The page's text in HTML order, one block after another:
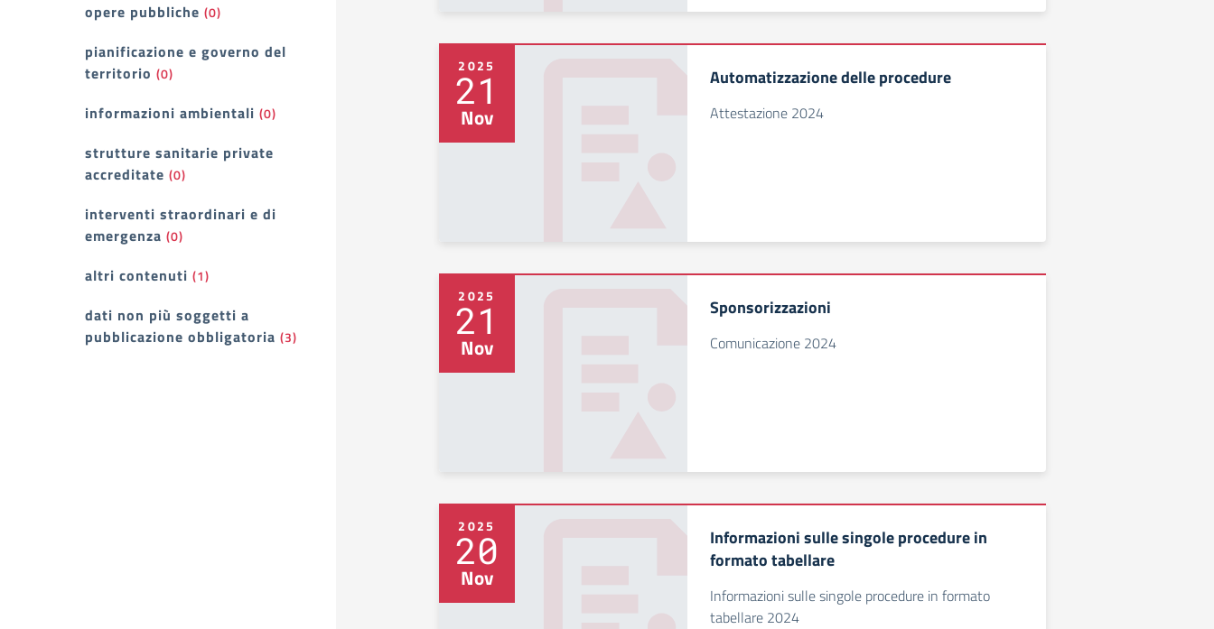
opere pubbliche (0)
pianificazione e governo del
territorio (0)
informazioni ambientali (0)
strutture sanitarie private
accreditate (0)
interventi straordinari e di
emergenza (0)
altri contenuti (1)
dati non più soggetti a
pubblicazione obbligatoria (3)
2025
21
Nov
Automatizzazione delle procedure
Attestazione 2024
2025
21
Nov
Sponsorizzazioni
Comunicazione 2024
2025
20
Nov
Informazioni sulle singole procedure in
formato tabellare
Informazioni sulle singole procedure in formato
tabellare 2024